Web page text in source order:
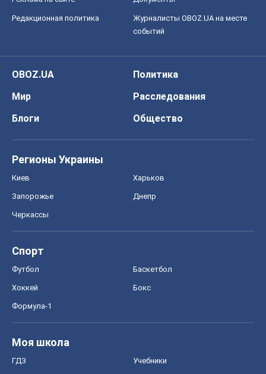
Редакционная политика
Журналисты OBOZ.UA на месте
событий
OBOZ.UA
Политика
Мир
Расследования
Блоги
Общество
Регионы Украины
Киев Харьков
Запорожье Днепр
Черкассы
Спорт
Футбол Баскетбол
Хоккей Бокс
Формула-1
Моя школа
ГДЗ Учебники